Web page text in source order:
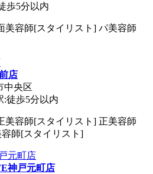
歩5分以内
美容師[スタイリスト] パ美容師
店
中央区
:徒歩5分以内
美容師[スタイリスト] 正美容師
容師[スタイリスト]
神戸元町店